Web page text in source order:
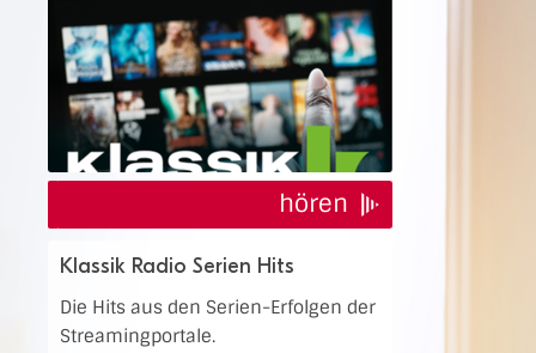
hören
Klassik Radio Serien Hits
Die Hits aus den Serien-Erfolgen der
Streamingportale.